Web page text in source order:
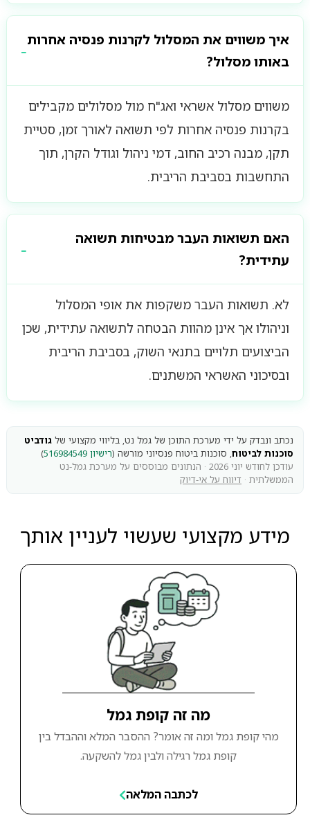
איך משווים את המסלול לקרנות פנסיה אחרות
באותו מסלול?
משווים מסלול אשראי ואג"ח מול מסלולים מקבילים
בקרנות פנסיה אחרות לפי תשואה לאורך זמן, סטיית
תקן, מבנה רכיב החוב, דמי ניהול וגודל הקרן, תוך
התחשבות בסביבת הריבית.
האם תשואות העבר מבטיחות תשואה
עתידית?
לא. תשואות העבר משקפות את אופי המסלול
וניהולו אך אינן מהוות הבטחה לתשואה עתידית, שכן
הביצועים תלויים בתנאי השוק, בסביבת הריבית
ובסיכוני האשראי המשתנים.
נכתב ונבדק על ידי מערכת התוכן של גמל נט, בליווי מקצועי של גודביט
סוכנות לביטוח, סוכנות ביטוח פנסיוני מורשה (רישיון 516984549
)
עודכן לחודש יוני 2026 · הנתונים מבוססים על מערכת גמל-נט
הממשלתית · דיווח על אי-דיוק
מידע מקצועי שעשוי לעניין אותך
מה זה קופת גמל
מהי קופת גמל ומה זה אומר? ההסבר המלא וההבדל בין
קופת גמל רגילה ולבין גמל להשקעה.
לכתבה המלאה